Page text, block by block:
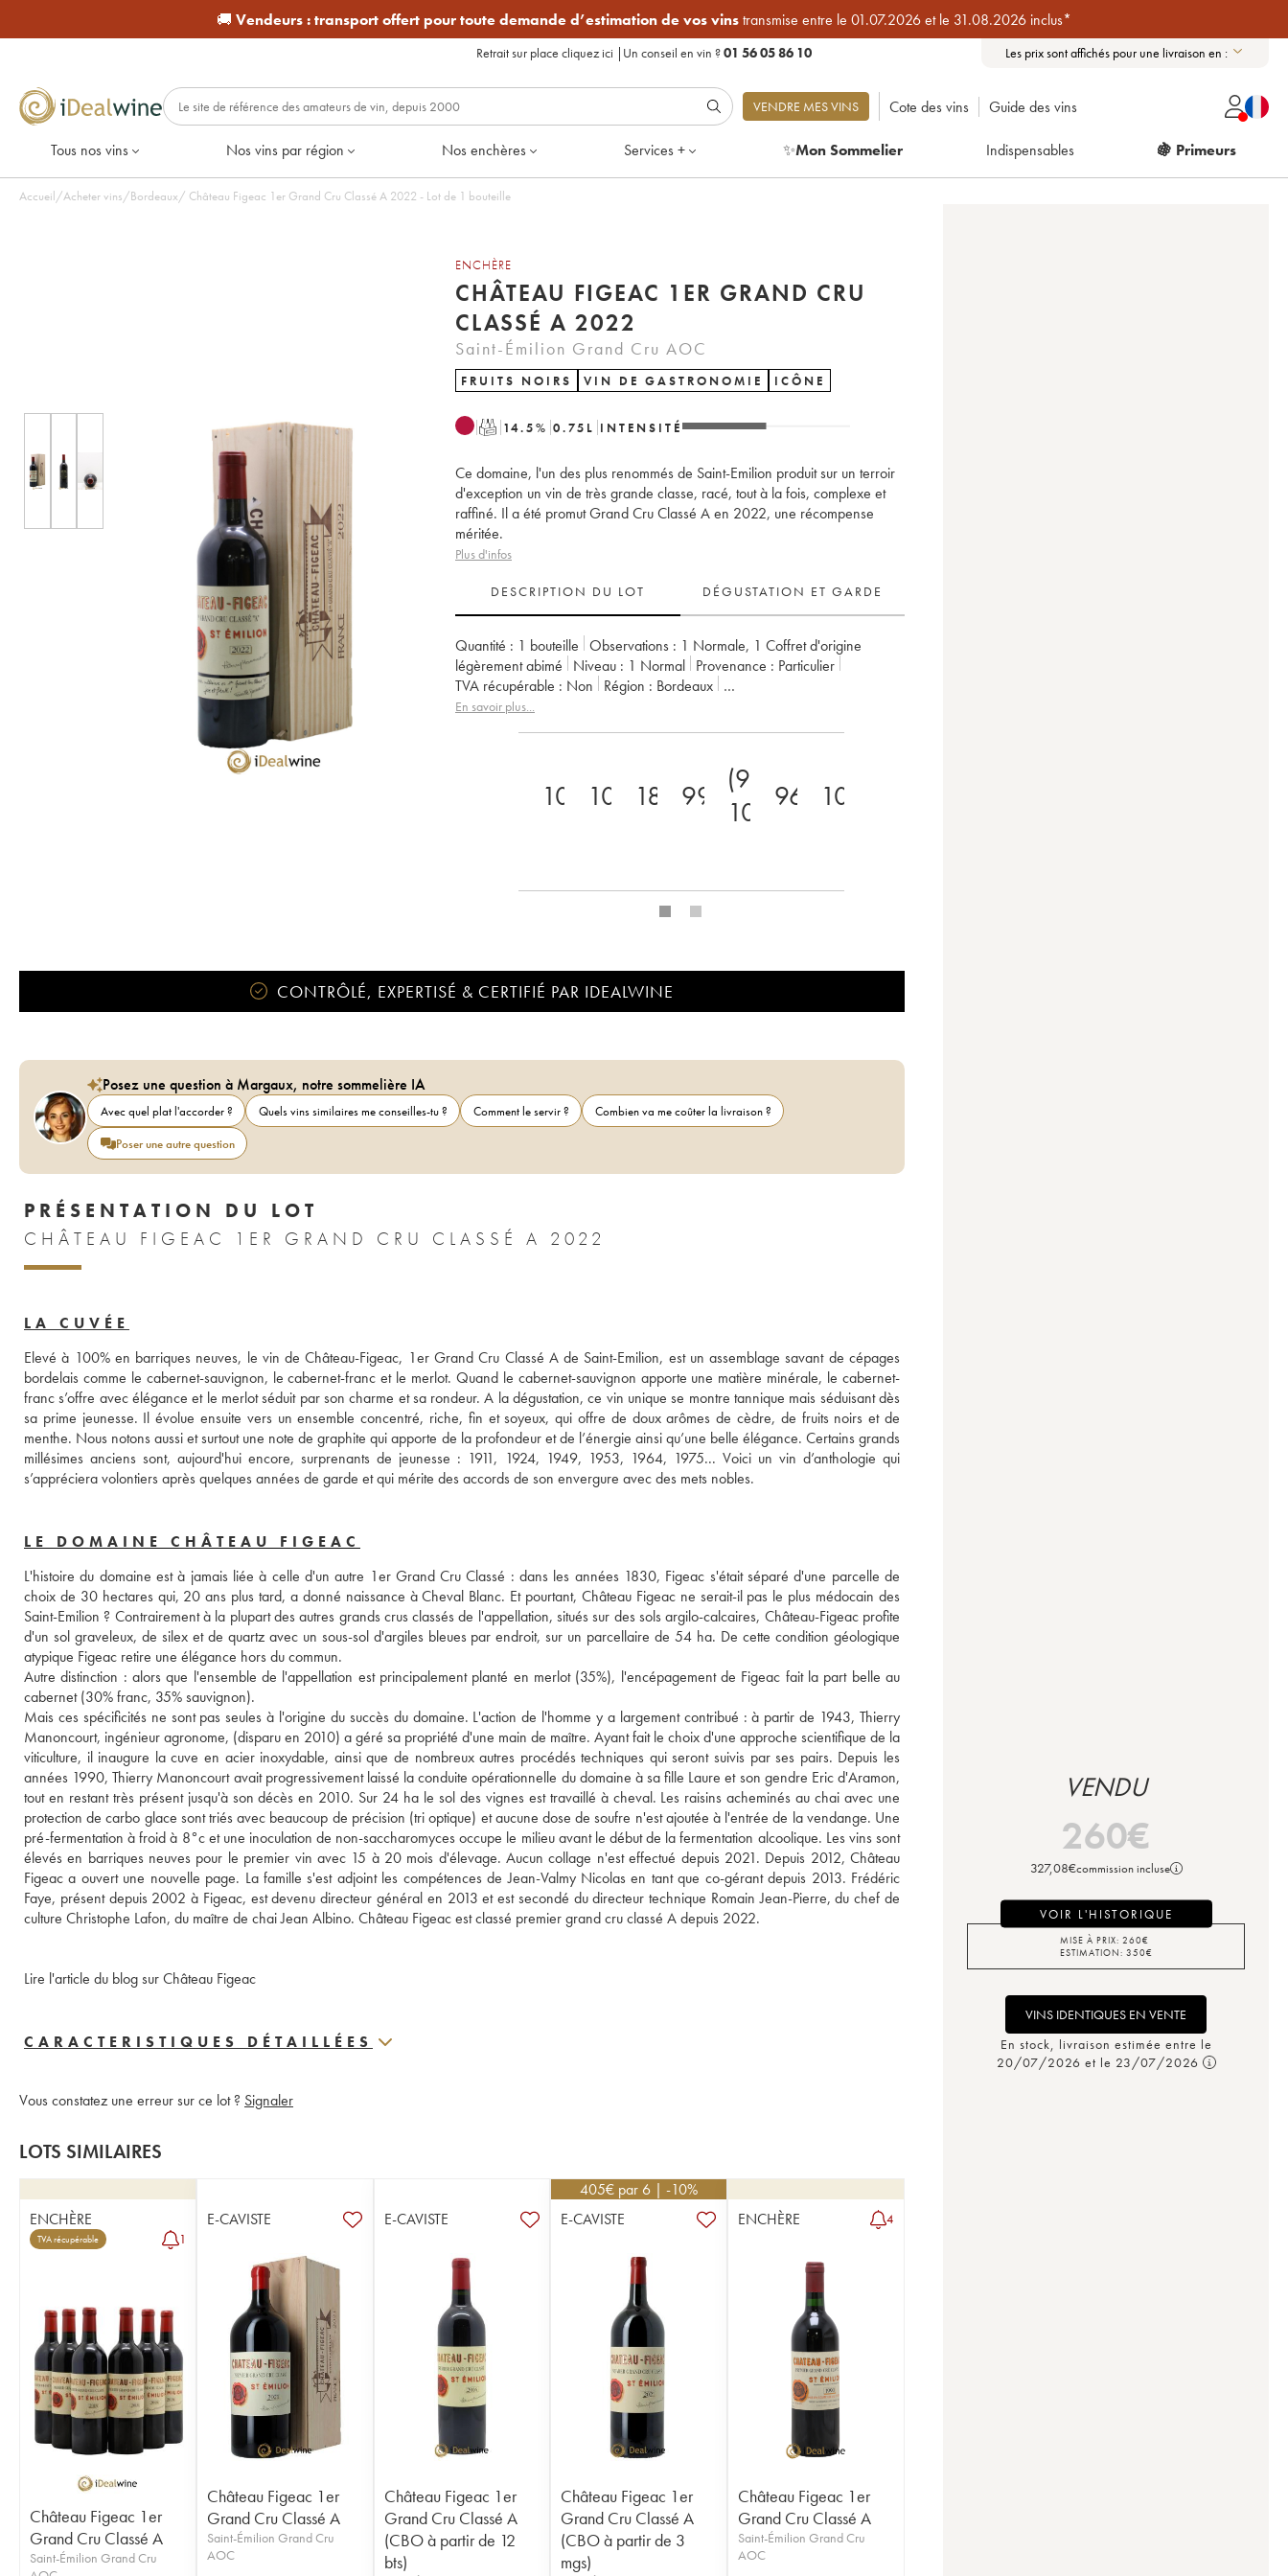
🚚 Vendeurs :transport offert pour toute demande d’estimation de vos vinstransmise entre le 01.07.2026 et le 31.08.2026 inclus*
Retrait sur place cliquez ici | Un conseil en vin ?01 56 05 86 10 Les prix sont affichés pour une livraison en :
VENDRE MES VINS Cote des vins Guide des vins
Tous nos vins Nos vins par région Nos enchères Services + ✨Mon Sommelier Indispensables 🍇 Primeurs
Accueil/Acheter vins/Bordeaux/ Château Figeac 1er Grand Cru Classé A 2022 - Lot de 1 bouteille
ENCHÈRE
CHÂTEAU FIGEAC 1ER GRAND CRU
CLASSÉ A 2022
Saint-Émilion Grand Cru AOC
FRUITS NOIRS VIN DE GASTRONOMIE ICÔNE
T 14.5% 0.75 L INTENSITÉ
Ce domaine, l'un des plus renommés de Saint-Emilion produit sur un terroir
d'exception un vin de très grande classe, racé, tout à la fois, complexe et
raffiné. Il a été promut Grand Cru Classé A en 2022, une récompense
méritée.
Plus d'infos
DESCRIPTION DU LOT DÉGUSTATION ET GARDE
Quantité : 1 bouteille Observations : 1 Normale, 1 Coffret d'origine
légèrement abimé
Niveau : 1 Normal Provenance : particulier
TVA récupérable :
non Région :
Bordeaux
Appellation :
En savoir plus...
100 100 18 99
(97-
100)96+ 100
CONTRÔLÉ, EXPERTISÉ & CERTIFIÉ PAR IDEALWINE
Posez une question à Margaux, notre sommelière IA
Avec quel plat l'accorder ? Quels vins similaires me conseilles-tu ? Comment le servir ?
Combien va me coûter la livraison ?
Poser une autre question
PRÉSENTATION DU LOT
CHÂTEAU FIGEAC 1ER GRAND CRU CLASSÉ A 2022
LA CUVÉE
Elevé à 100% en barriques neuves, le vin de Château-Figeac, 1er Grand Cru Classé A de Saint-Emilion, est un assemblage savant de cépages
bordelais comme le cabernet-sauvignon, le cabernet-franc et le merlot. Quand le cabernet-sauvignon apporte une matière minérale, le cabernet-
franc s’offre avec élégance et le merlot séduit par son charme et sa rondeur. A la dégustation, ce vin unique se montre tannique mais séduisant dès
sa prime jeunesse. Il évolue ensuite vers un ensemble concentré, riche, fin et soyeux, qui offre de doux arômes de cèdre, de fruits noirs et de
menthe. Nous notons aussi et surtout une note de graphite qui apporte de la profondeur et de l’énergie ainsi qu’une belle élégance. Certains grands
millésimes anciens sont, aujourd'hui encore, surprenants de jeunesse : 1911, 1924, 1949, 1953, 1964, 1975... Voici un vin d’anthologie qui
s’appréciera volontiers après quelques années de garde et qui mérite des accords de son envergure avec des mets nobles.
LE DOMAINE CHÂTEAU FIGEAC
L'histoire du domaine est à jamais liée à celle d'un autre 1er Grand Cru Classé : dans les années 1830, Figeac s'était séparé d'une parcelle de
choix de 30 hectares qui, 20 ans plus tard, a donné naissance à Cheval Blanc. Et pourtant, Château Figeac ne serait-il pas le plus médocain des
Saint-Emilion ? Contrairement à la plupart des autres grands crus classés de l'appellation, situés sur des sols argilo-calcaires, Château-Figeac profite
d'un sol graveleux, de silex et de quartz avec un sous-sol d'argiles bleues par endroit, sur un parcellaire de 54 ha. De cette condition géologique
atypique Figeac retire une élégance hors du commun.
Autre distinction : alors que l'ensemble de l'appellation est principalement planté en merlot (35%), l'encépagement de Figeac fait la part belle au
cabernet (30% franc, 35% sauvignon).
Mais ces spécificités ne sont pas seules à l'origine du succès du domaine. L'action de l'homme y a largement contribué : à partir de 1943, Thierry
Manoncourt, ingénieur agronome, (disparu en 2010) a géré sa propriété d'une main de maître. Ayant fait le choix d'une approche scientifique de la
viticulture, il inaugure la cuve en acier inoxydable, ainsi que de nombreux autres procédés techniques qui seront suivis par ses pairs. Depuis les
années 1990, Thierry Manoncourt avait progressivement laissé la conduite opérationnelle du domaine à sa fille Laure et son gendre Eric d'Aramon,
tout en restant très présent jusqu'à son décès en 2010. Sur 24 ha le sol des vignes est travaillé à cheval. Les raisins acheminés au chai avec une
protection de carbo glace sont triés avec beaucoup de précision (tri optique) et aucune dose de soufre n'est ajoutée à l'entrée de la vendange. Une
pré-fermentation à froid à 8°c et une inoculation de non-saccharomyces occupe le milieu avant le début de la fermentation alcoolique. Les vins sont
élevés en barriques neuves pour le premier vin avec 15 à 20 mois d'élevage. Aucun collage n'est effectué depuis 2021. Depuis 2012, Château
Figeac a ouvert une nouvelle page. La famille s'est adjoint les compétences de Jean-Valmy Nicolas en tant que co-gérant depuis 2013. Frédéric
Faye, présent depuis 2002 à Figeac, est devenu directeur général en 2013 et est secondé du directeur technique Romain Jean-Pierre, du chef de
culture Christophe Lafon, du maître de chai Jean Albino. Château Figeac est classé premier grand cru classé A depuis 2022.
Lire l'article du blog sur Château Figeac
CARACTERISTIQUES DÉTAILLÉES
Vous constatez une erreur sur ce lot ? Signaler
LOTS SIMILAIRES
ENCHÈRE
TVA récupérable 1
Château Figeac 1er
Grand Cru Classé A
Saint-Émilion Grand Cru
E-CAVISTE
Château Figeac 1er
Grand Cru Classé A
Saint-Émilion Grand Cru
AOC
E-CAVISTE
Château Figeac 1er
Grand Cru Classé A
(CBO à partir de 12
bts)
405€ par 6 | -10%
E-CAVISTE
Château Figeac 1er
Grand Cru Classé A
(CBO à partir de 3
mgs)
ENCHÈRE 4
Château Figeac 1er
Grand Cru Classé A
Saint-Émilion Grand Cru
AOC
VENDU
260€
327,08€commission incluse
VOIR L'HISTORIQUE
MISE À PRIX: 260€
ESTIMATION: 350€
VINS IDENTIQUES EN VENTE
En stock, livraison estimée entre le
20/07/2026 et le 23/07/2026